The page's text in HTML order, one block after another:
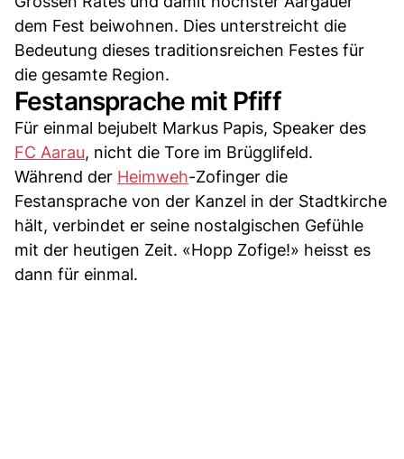
dem Fest beiwohnen. Dies unterstreicht die
Bedeutung dieses traditionsreichen Festes für
die gesamte Region.
Festansprache mit Pfiff
Für einmal bejubelt Markus Papis, Speaker des
FC Aarau, nicht die Tore im Brügglifeld.
Während der Heimweh-Zofinger die
Festansprache von der Kanzel in der Stadtkirche
hält, verbindet er seine nostalgischen Gefühle
mit der heutigen Zeit. «Hopp Zofige!» heisst es
dann für einmal.